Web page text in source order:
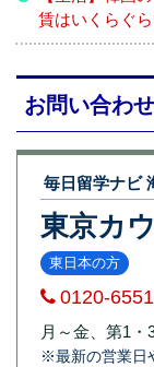
賃はいくらぐら
お問い合わ
毎日留学ナビ
東京カ
東日本の方
0120-
月～金、第1
※最新の営業日